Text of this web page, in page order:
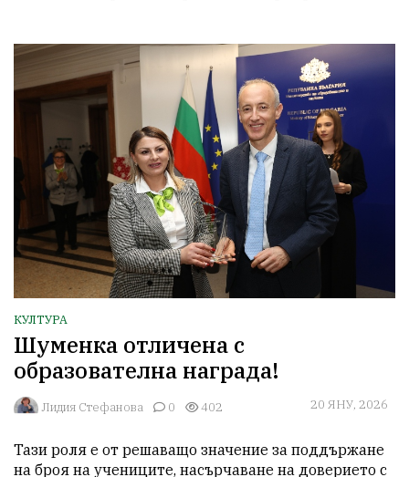
КУЛТУРА
Шуменка отличена с
образователна награда!
Лидия Стефанова 0 402 20 ЯНУ, 2026
Тази роля е от решаващо значение за поддържане
на броя на учениците, насърчаване на доверието с